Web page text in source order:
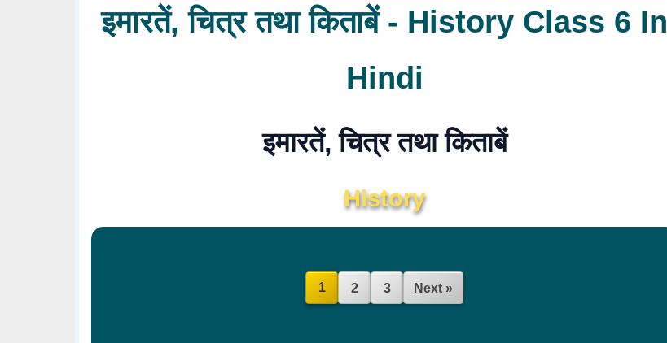
इमारतें, चित्र तथा किताबें - History Class 6 In
Hindi
इमारतें, चित्र तथा किताबें
History
1 2 3 Next »